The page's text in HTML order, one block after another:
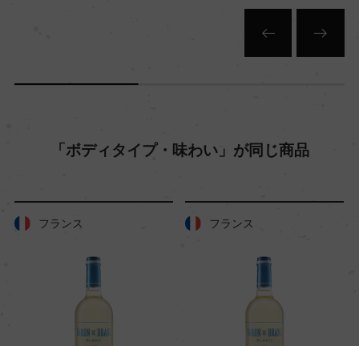
赤い頁岩と砂岩質のカルー土壌の上に肥沃な石灰
W.O.ウエスタン・ケープ
格付
「ボディタイプ・味わい」が同じ商品